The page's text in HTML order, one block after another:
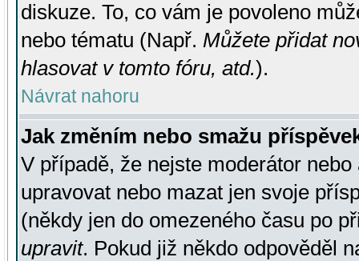
diskuze. To, co vám je povoleno
nebo tématu (Např. Můžete přidat
hlasovat v tomto fóru, atd.).
Návrat nahoru
Jak změním nebo smažu
V případě, že nejste moderátor
upravovat nebo mazat jen svoje
(někdy jen do omezeného času po
upravit. Pokud již někdo odpověděl